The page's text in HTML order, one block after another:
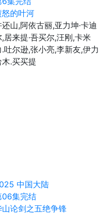
怒的叶河
还山,阿依古丽,亚力坤·卡迪
,居来提·吾买尔,汪刚,卡米
.吐尔逊,张小亮,李新友,伊力
木.买买提
中国大陆
06集完结
山论剑之五绝争锋